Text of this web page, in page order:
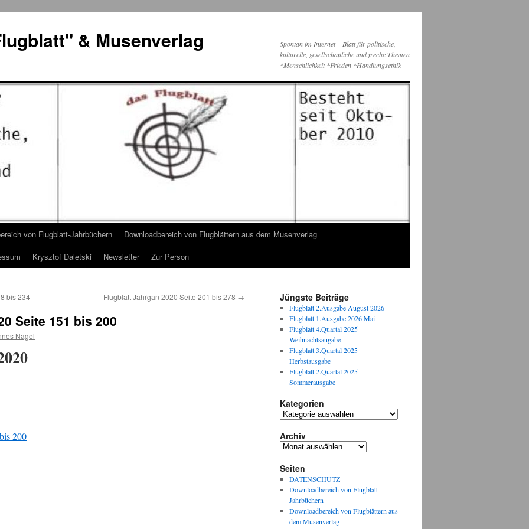
& Musenverlag
Spontan im Internet – Blatt für politische,
kulturelle, gesellschaftliche und freche Themen
*Menschlichkeit *Frieden *Handlungsethik
von Flugblatt-Jahrbüchern
Downloadbereich von Flugblättern aus dem Musenverlag
Krysztof Daletski Newsletter Zur Person
bis 234 Flugblatt Jahrgan 2020 Seite 201 bis 278 →
Seite 151 bis 200
Nagel
200
Jüngste Beiträge
Flugblatt 2.Ausgabe August 2026
Flugblatt 1.Ausgabe 2026 Mai
Flugblatt 4.Quartal 2025
Weihnachtsaugabe
Flugblatt 3.Quartal 2025
Herbstausgabe
Flugblatt 2.Quartal 2025
Sommerausgabe
Kategorien
Kategorien
Archiv
Archiv
Seiten
DATENSCHUTZ
Downloadbereich von Flugblatt-
Jahrbüchern
Downloadbereich von Flugblättern aus
dem Musenverlag